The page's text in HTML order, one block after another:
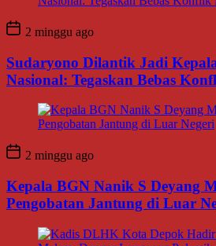
2 minggu ago
Sudaryono Dilantik Jadi
Nasional: Tegaskan Bebas
2 minggu ago
Kepala BGN Nanik S Deyang
Pengobatan Jantung di Luar